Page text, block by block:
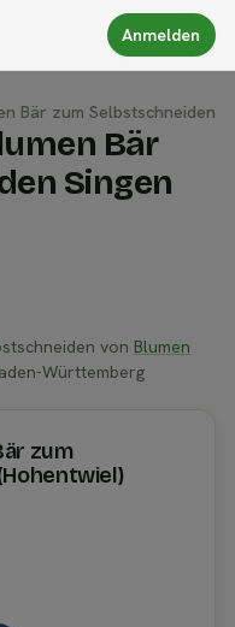
Anmelden
Bär zum Selbstschneiden
Bär
Singen
von Blumen
Württemberg
zum